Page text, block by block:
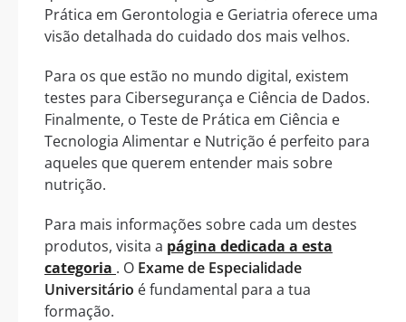
Prática em Gerontologia e Geriatria oferece uma
visão detalhada do cuidado dos mais velhos.
Para os que estão no mundo digital, existem
testes para Cibersegurança e Ciência de Dados.
Finalmente, o Teste de Prática em Ciência e
Tecnologia Alimentar e Nutrição é perfeito para
aqueles que querem entender mais sobre
nutrição.
Para mais informações sobre cada um destes
produtos, visita a página dedicada a esta
categoria . O Exame de Especialidade
Universitário é fundamental para a tua
formação.